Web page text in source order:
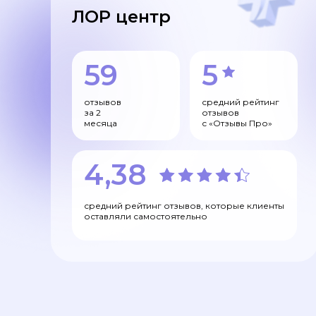
ЛОР центр
5
средний рейтинг
отзывов
с «Отзывы Про»
4,38
средний рейтинг отзывов, которые клиенты
оставляли самостоятельно
59
отзывов
за 2
месяца